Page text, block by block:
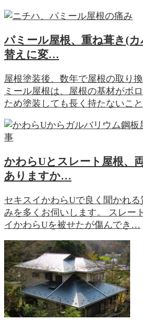
パミール屋根、重ね葺き(カ
替えに変…
屋根塗装後、数年で屋根の取り
ミール屋根は、屋根の基材がボ
ため塗装しても長く持たないこ
かわらUとスレート屋根、
ありますか…
セキスイかわらUで良く聞かれ
みを多くお伺いします。 スレー
イかわらUを被せたが傷んでき…